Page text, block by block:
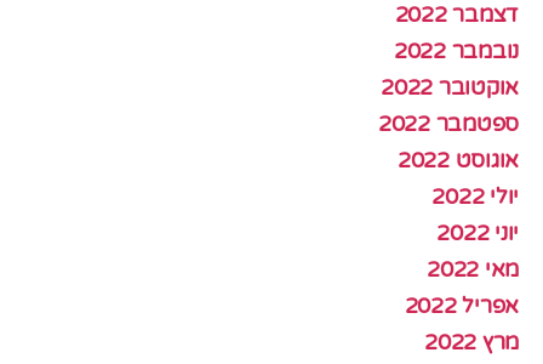
דצמבר 2022
נובמבר 2022
אוקטובר 2022
ספטמבר 2022
אוגוסט 2022
יולי 2022
יוני 2022
מאי 2022
אפריל 2022
מרץ 2022